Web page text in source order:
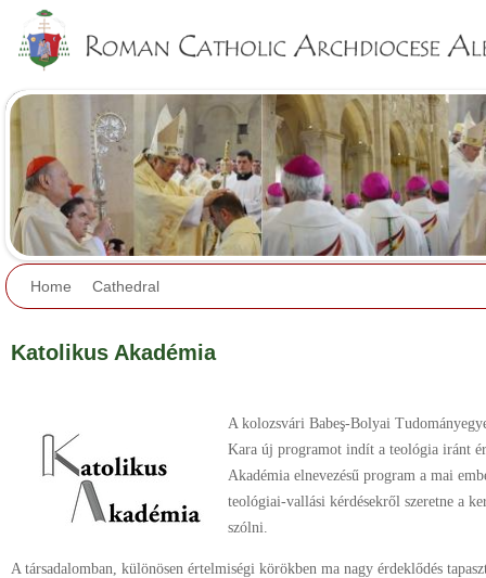
Home Cathedral
Katolikus Akadémia
A kolozsvári Babeş-Bolyai
Kara új programot indít a teológia iránt
Akadémia elnevezésű program a mai
teológiai-vallási kérdésekről szeretne a
szólni.
A társadalomban, különösen értelmiségi körökben ma nagy érdeklődés